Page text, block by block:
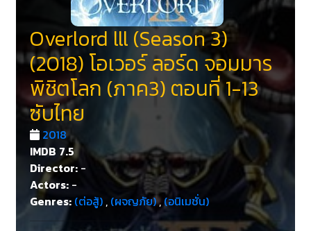
Overlord lll (Season 3)
(2018) โอเวอร์ ลอร์ด จอมมาร
พิชิตโลก (ภาค3) ตอนที่ 1-13
ซับไทย
2018
IMDB 7.5
Director: -
Actors: -
Genres: (ต่อสู้) , (ผจญภัย),(อนิเมชั่น)